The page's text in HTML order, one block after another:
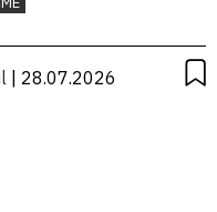
| 28.07.2026